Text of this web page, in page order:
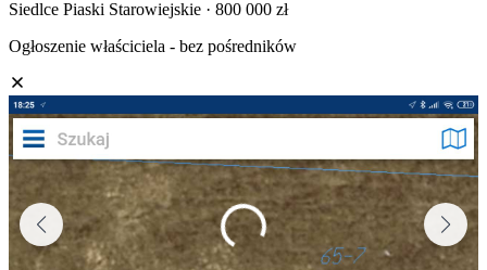
Siedlce Piaski Starowiejskie · 800 000 zł
Ogłoszenie właściciela - bez pośredników